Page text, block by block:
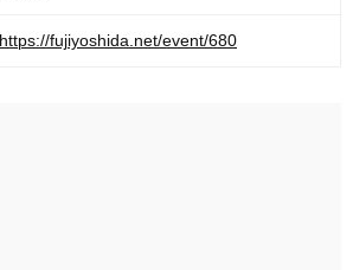
https://fujiyoshida.net/event/680